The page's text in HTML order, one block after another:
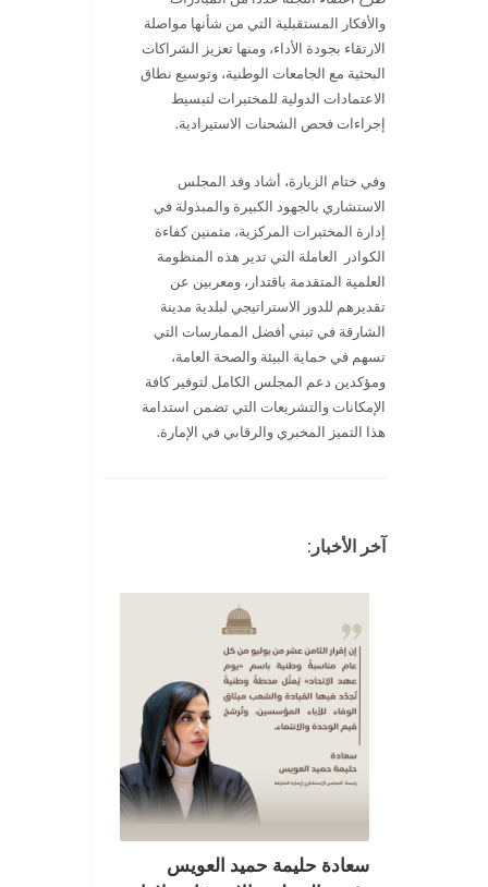
والأفكار المستقبلية التي من شأنها مواصلة
الارتقاء بجودة الأداء، ومنها تعزيز الشراكات
البحثية مع الجامعات الوطنية، وتوسيع نطاق
الاعتمادات الدولية للمختبرات لتبسيط
إجراءات فحص الشحنات الاستيرادية.
وفي ختام الزيارة، أشاد وفد المجلس
الاستشاري بالجهود الكبيرة والمبذولة في
إدارة المختبرات المركزية، مثمنين كفاءة
الكوادر العاملة التي تدير هذه المنظومة
العلمية المتقدمة باقتدار، ومعربين عن
تقديرهم للدور الاستراتيجي لبلدية مدينة
الشارقة في تبني أفضل الممارسات التي
تسهم في حماية البيئة والصحة العامة،
ومؤكدين دعم المجلس الكامل لتوفير كافة
الإمكانات والتشريعات التي تضمن استدامة
هذا التميز المخبري والرقابي في الإمارة.
آخر الأخبار:
سعادة حليمة حميد العويس